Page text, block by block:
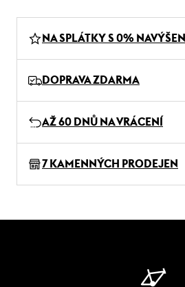
NA SPLÁTKY S 0% NAVÝŠENÍ
DOPRAVA ZDARMA
AŽ 60 DNŮ NA VRÁCENÍ
7 KAMENNÝCH PRODEJEN